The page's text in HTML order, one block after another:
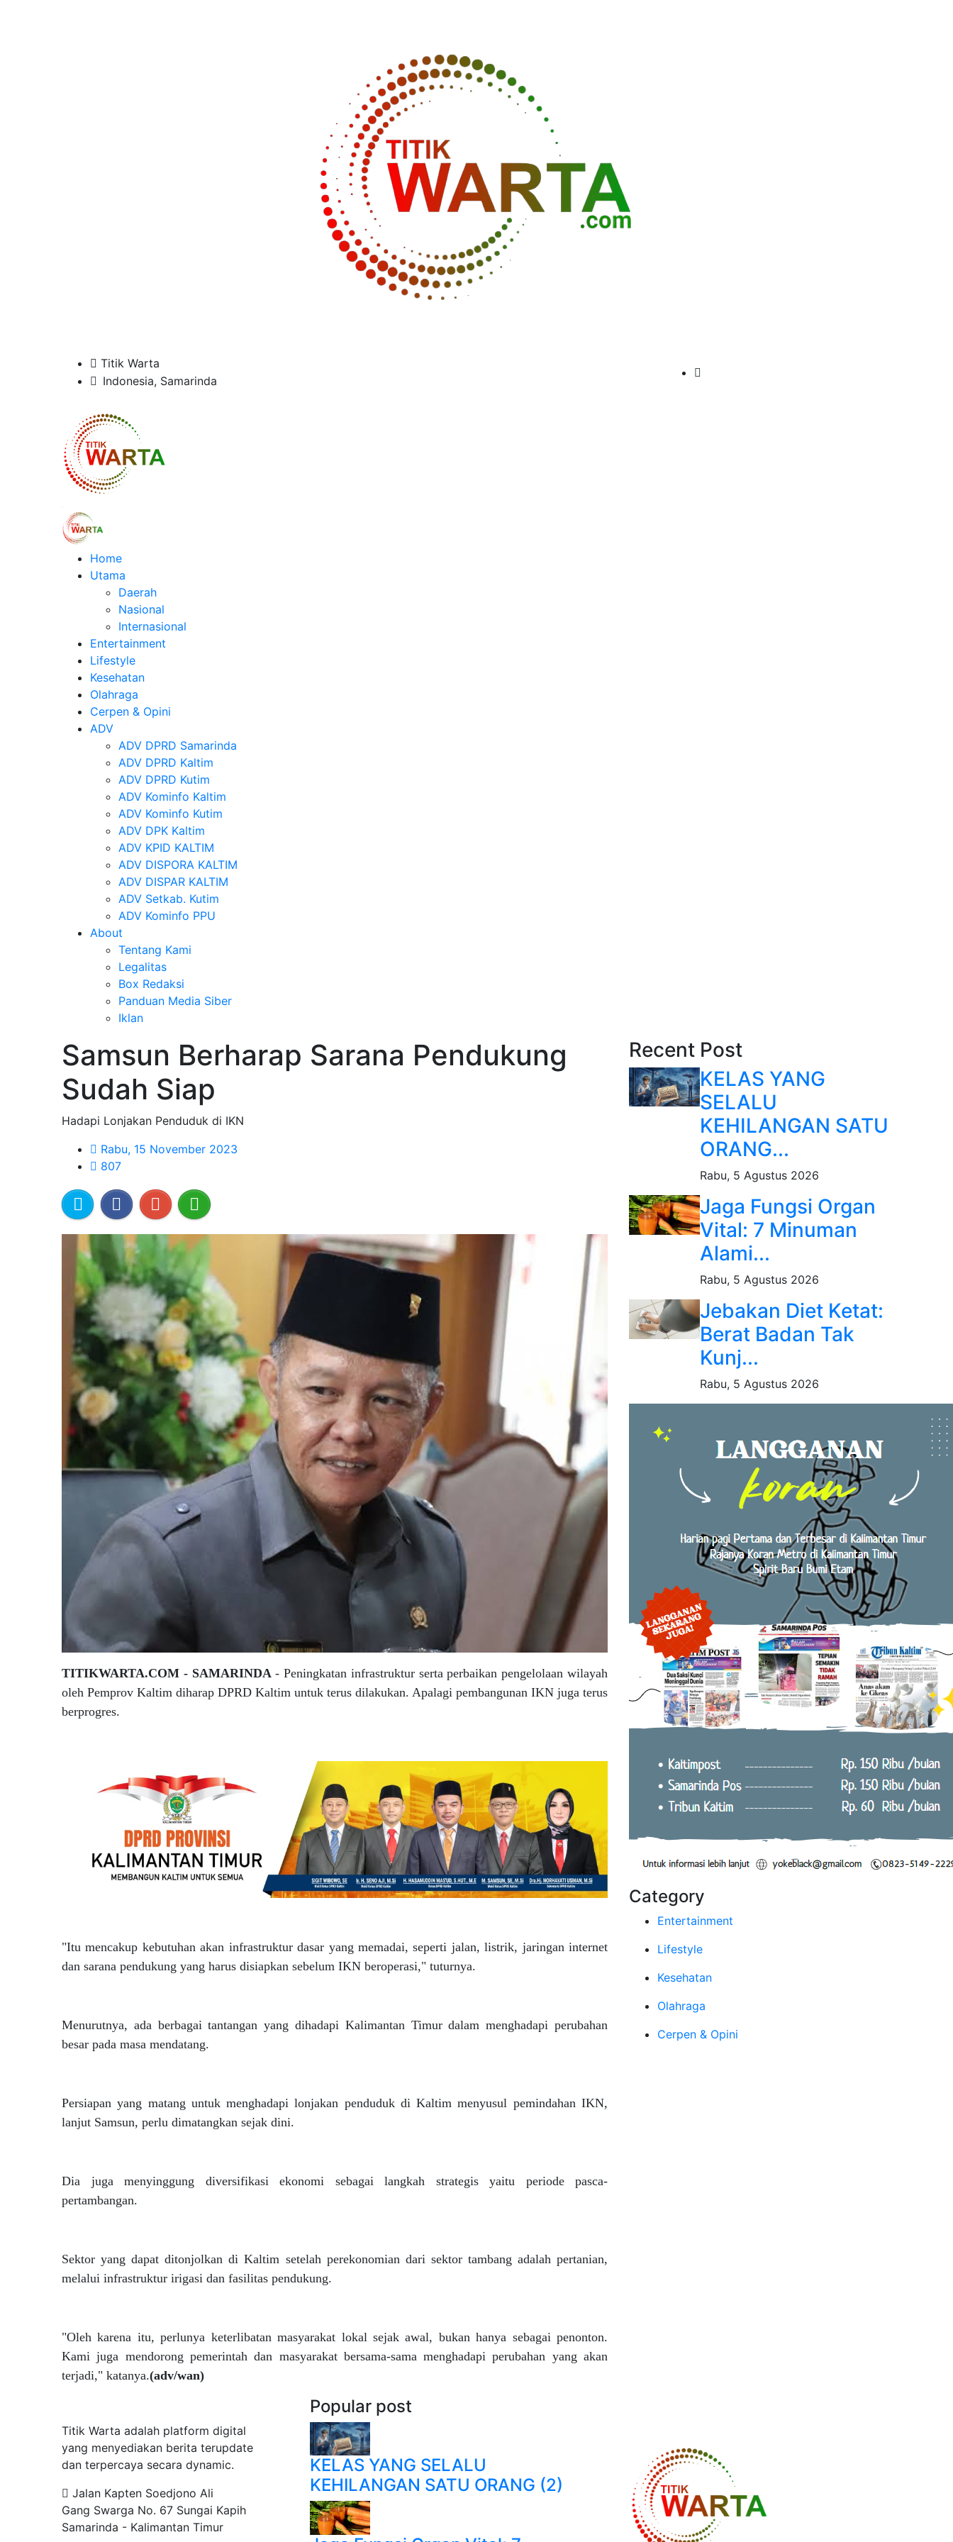
Titik Warta
Indonesia, Samarinda
Home
Utama
Daerah
Nasional
Internasional
Entertainment
Lifestyle
Kesehatan
Olahraga
Cerpen & Opini
ADV
ADV DPRD Samarinda
ADV DPRD Kaltim
ADV DPRD Kutim
ADV Kominfo Kaltim
ADV Kominfo Kutim
ADV DPK Kaltim
ADV KPID KALTIM
ADV DISPORA KALTIM
ADV DISPAR KALTIM
ADV Setkab. Kutim
ADV Kominfo PPU
About
Tentang Kami
Legalitas
Box Redaksi
Panduan Media Siber
Iklan
Samsun Berharap Sarana Pendukung
Sudah Siap
Hadapi Lonjakan Penduduk di IKN
Rabu, 15 November 2023
807
TITIKWARTA.COM - SAMARINDA- Peningkatan infrastruktur serta perbaikan pengelolaan wilayah
oleh Pemprov Kaltim diharap DPRD Kaltim untuk terus dilakukan. Apalagi pembangunan IKN juga terus
berprogres.
"Itu mencakup kebutuhan akan infrastruktur dasar yang memadai, seperti jalan, listrik, jaringan internet
dan sarana pendukung yang harus disiapkan sebelum IKN beroperasi," tuturnya.
Menurutnya, ada berbagai tantangan yang dihadapi Kalimantan Timur dalam menghadapi perubahan
besar pada masa mendatang.
Persiapan yang matang untuk menghadapi lonjakan penduduk di Kaltim menyusul pemindahan IKN,
lanjut Samsun, perlu dimatangkan sejak dini.
Dia juga menyinggung diversifikasi ekonomi sebagai langkah strategis yaitu periode pasca-
pertambangan.
Sektor yang dapat ditonjolkan di Kaltim setelah perekonomian dari sektor tambang adalah pertanian,
melalui infrastruktur irigasi dan fasilitas pendukung.
"Oleh karena itu, perlunya keterlibatan masyarakat lokal sejak awal, bukan hanya sebagai penonton.
Kami juga mendorong pemerintah dan masyarakat bersama-sama menghadapi perubahan yang akan
terjadi," katanya.(adv/wan)
Recent Post
KELAS YANG
SELALU
KEHILANGAN SATU
ORANG...
Rabu, 5 Agustus 2026
Jaga Fungsi Organ
Vital: 7 Minuman
Alami...
Rabu, 5 Agustus 2026
Jebakan Diet Ketat:
Berat Badan Tak
Kunj...
Rabu, 5 Agustus 2026
Category
Entertainment
Lifestyle
Kesehatan
Olahraga
Cerpen & Opini
Titik Warta adalah platform digital
yang menyediakan berita terupdate
dan terpercaya secara dynamic.
Jalan Kapten Soedjono Ali
Gang Swarga No. 67 Sungai Kapih
Samarinda - Kalimantan Timur
Popular post
KELAS YANG SELALU
KEHILANGAN SATU ORANG (2)